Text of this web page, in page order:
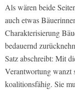
Als wären beide
auch etwas
Charakterisierung
bedauernd
Satz abschreibt: Mit
Verantwortung wanzt
koalitionsfähig. Sie